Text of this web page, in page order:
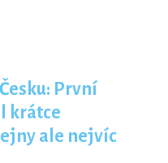
První
krátce
ale nejvíc